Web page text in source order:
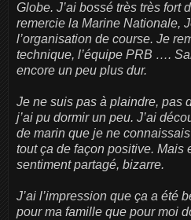
Globe. J’ai bossé très très fort
remercie la Marine Nationale,
l’organisation de course. Je
technique, l’équipe PRB ….
encore un peu plus dur.
Je ne suis pas à plaindre, pas
j’ai pu dormir un peu. J’ai
de marin que je ne
tout ça de façon positive. Mais
sentiment partagé, bizarre.
J’ai l’impression que ça a été
pour ma famille que pour moi